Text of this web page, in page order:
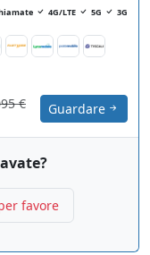
4G/LTE 5G 3G
€ Guardare
favore